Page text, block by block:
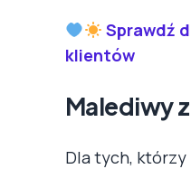
Sprawdź
klientów
Malediwy
Dla tych, którzy